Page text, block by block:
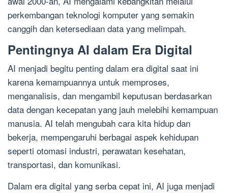
perkembangan teknologi komputer yang semakin
canggih dan ketersediaan data yang melimpah.
Pentingnya AI dalam Era Digital
AI menjadi begitu penting dalam era digital saat ini
karena kemampuannya untuk memproses,
menganalisis, dan mengambil keputusan berdasarkan
data dengan kecepatan yang jauh melebihi kemampuan
manusia. AI telah mengubah cara kita hidup dan
bekerja, mempengaruhi berbagai aspek kehidupan
seperti otomasi industri, perawatan kesehatan,
transportasi, dan komunikasi.
Dalam era digital yang serba cepat ini, AI juga menjadi